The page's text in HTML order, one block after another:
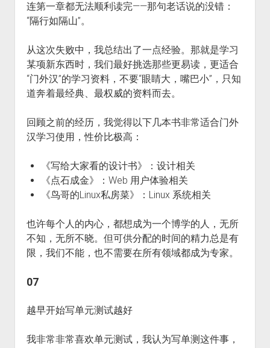
连第一章都无法顺利读完——那句老话说的没错：
“隔行如隔山”。
从这次失败中，我总结出了一点经验。那就是学习
某项新东西时，我们最好挑选那些更易读，更适合
“门外汉”的学习资料，不要“眼睛大，嘴巴小”，只知
道奔着最经典、最权威的资料而去。
回顾之前的经历，我觉得以下几本书非常适合门外
汉学习使用，性价比极高：
《写给大家看的设计书》：设计相关
《点石成金》：Web 用户体验相关
《鸟哥的Linux私房菜》：Linux 系统相关
也许每个人的内心，都想成为一个博学的人，无所
不知，无所不晓。但可供分配的时间的精力总是有
限，我们不能，也不需要在所有领域都成为专家。
07
越早开始写单元测试越好
我非常非常喜欢单元测试，我认为写单测这件事，